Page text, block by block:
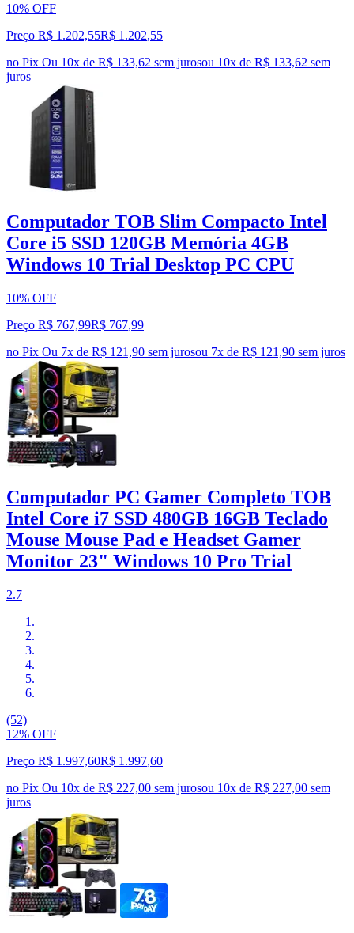
10% OFF
Preço R$ 1.202,55R$ 1.202,55
no Pix Ou 10x de R$ 133,62 sem jurosou 10x de R$ 133,62 sem
juros
Computador TOB Slim Compacto Intel
Core i5 SSD 120GB Memória 4GB
Windows 10 Trial Desktop PC CPU
10% OFF
Preço R$ 767,99R$ 767,99
no Pix Ou 7x de R$ 121,90 sem jurosou 7x de R$ 121,90 sem juros
Computador PC Gamer Completo TOB
Intel Core i7 SSD 480GB 16GB Teclado
Mouse Mouse Pad e Headset Gamer
Monitor 23" Windows 10 Pro Trial
2.7
(52)
12% OFF
Preço R$ 1.997,60R$ 1.997,60
no Pix Ou 10x de R$ 227,00 sem jurosou 10x de R$ 227,00 sem
juros